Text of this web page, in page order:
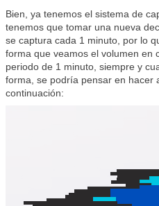
Bien, ya tenemos el sistema de
tenemos que tomar una nueva
se captura cada 1 minuto, por lo
forma que veamos el volumen en
periodo de 1 minuto, siempre y
forma, se podría pensar en hacer
continuación: